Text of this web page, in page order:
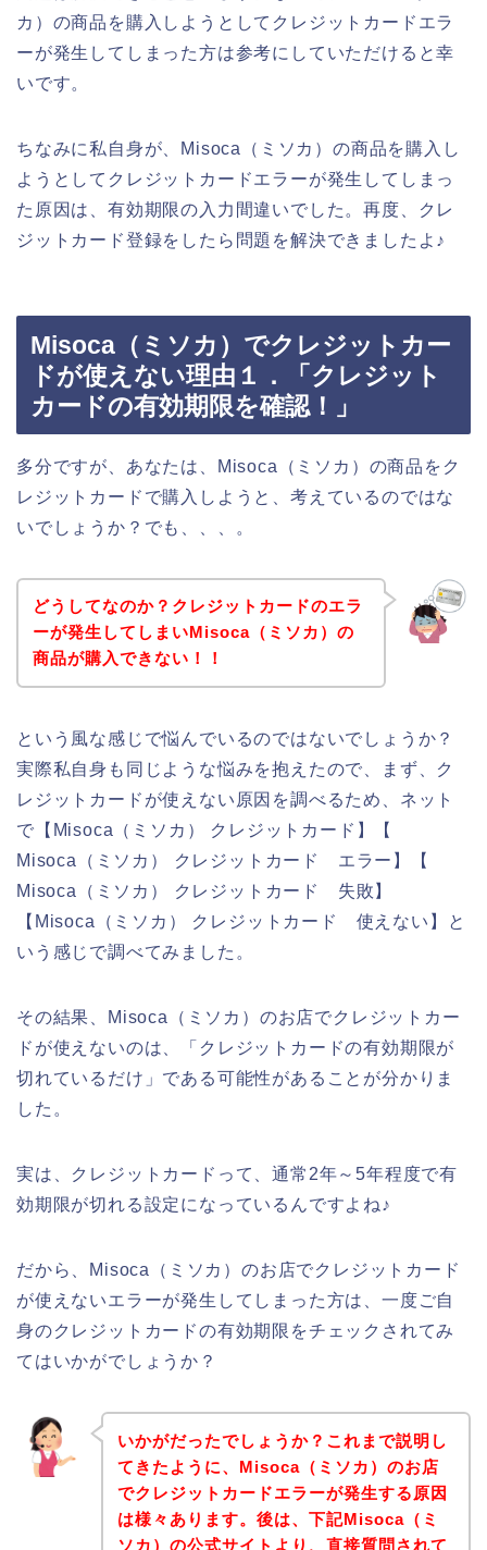
カ）の商品を購入しようとしてクレジットカードエラ
ーが発生してしまった方は参考にしていただけると幸
いです。
ちなみに私自身が、Misoca（ミソカ）の商品を購入し
ようとしてクレジットカードエラーが発生してしまっ
た原因は、有効期限の入力間違いでした。再度、クレ
ジットカード登録をしたら問題を解決できましたよ♪
Misoca（ミソカ）でクレジットカー
ドが使えない理由１．「クレジット
カードの有効期限を確認！」
多分ですが、あなたは、Misoca（ミソカ）の商品をク
レジットカードで購入しようと、考えているのではな
いでしょうか？でも、、、。
どうしてなのか？クレジットカードのエラ
ーが発生してしまいMisoca（ミソカ）の
商品が購入できない！！
という風な感じで悩んでいるのではないでしょうか？
実際私自身も同じような悩みを抱えたので、まず、ク
レジットカードが使えない原因を調べるため、ネット
で【Misoca（ミソカ） クレジットカード】【
Misoca（ミソカ） クレジットカード エラー】【
Misoca（ミソカ） クレジットカード 失敗】
【Misoca（ミソカ） クレジットカード 使えない】と
いう感じで調べてみました。
その結果、Misoca（ミソカ）のお店でクレジットカー
ドが使えないのは、「クレジットカードの有効期限が
切れているだけ」である可能性があることが分かりま
した。
実は、クレジットカードって、通常2年～5年程度で有
効期限が切れる設定になっているんですよね♪
だから、Misoca（ミソカ）のお店でクレジットカード
が使えないエラーが発生してしまった方は、一度ご自
身のクレジットカードの有効期限をチェックされてみ
てはいかがでしょうか？
いかがだったでしょうか？これまで説明し
てきたように、Misoca（ミソカ）のお店
でクレジットカードエラーが発生する原因
は様々あります。後は、下記Misoca（ミ
ソカ）の公式サイトより、直接質問されて